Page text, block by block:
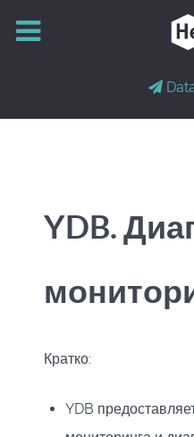
YDB.
Кратко:
YDB